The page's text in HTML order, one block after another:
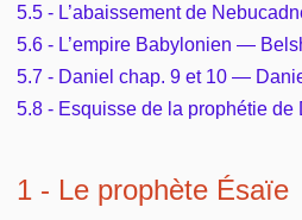
Prophétie
Sanctification
Mariage, famille
Pour débuter
Rechercher dans la Bible
Études et commentaires par
5.5 - L’abaissement de
5.6 - L’empire Babylonien —
5.7 - Daniel chap. 9 et 10 —
5.8 - Esquisse de la prophétie de
1 - Le prophète Ésaïe